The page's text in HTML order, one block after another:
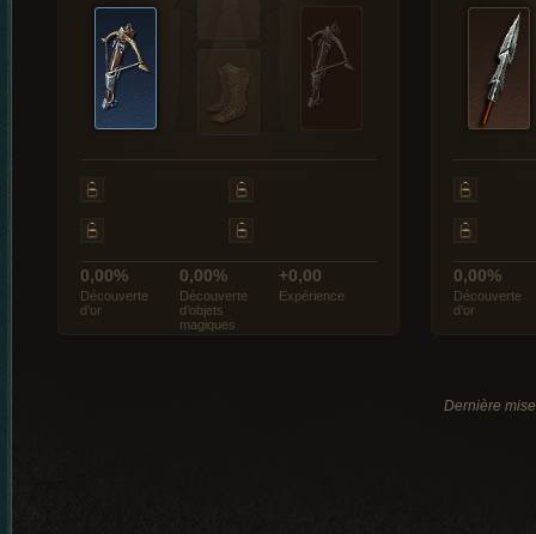
0,00%
Découverte
d’or
0,00%
Découverte
d’objets
magiques
+0,00
Expérience
0,00%
Découverte
d’or
Dernière